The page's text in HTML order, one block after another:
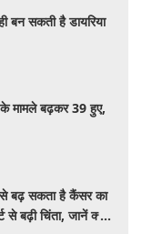
बन सकती है डायरिया
के मामले बढ़कर 39 हुए,
बढ़ सकता है कैंसर का
से बढ़ी चिंता, जानें क्या